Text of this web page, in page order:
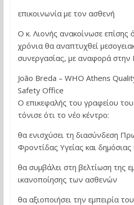
επικοινωνία με τον ασθενή
Ο κ. Λιονής ανακοίνωσε επίσης
χρόνια θα αναπτυχθεί
συνεργασίας, με αναφορά στην
João Breda – WHO Athens
Safety Office
Ο επικεφαλής του γραφείου
τόνισε ότι το νέο κέντρο:
θα ενισχύσει τη διασύνδεση
Φροντίδας Υγείας και δημόσιας
θα συμβάλει στη βελτίωση της
ικανοποίησης των ασθενών
θα αξιοποιήσει την εμπειρία